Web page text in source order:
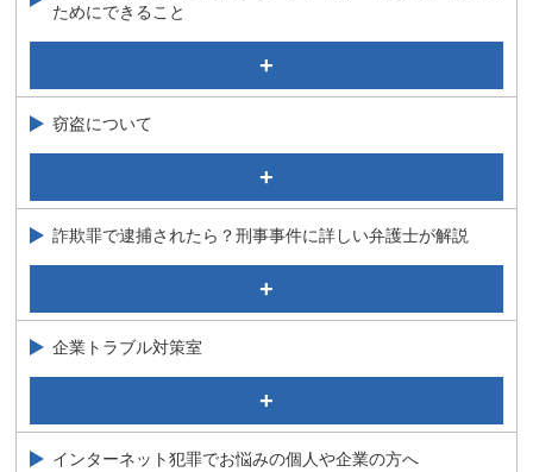
ストーカー規制法について
強制わいせつ罪で逮捕されると実刑になる？解決事例を
大麻取締法違反で逮捕されたら？罰則・事例を弁護士が
解説
同居人が逮捕された！私も捕まる？薬物の共同所持につ
いて弁護士が解説
私人逮捕は罪に問われる？逮捕・監禁罪について弁護士
が解説
ためにできること
少年事件に詳しい弁護士が解説②（少年審判・解決事
例）
窃盗について
窃盗に関する少年事件
詐欺罪で逮捕されたら？刑事事件に詳しい弁護士が解説
背任罪にあたるのはどんな行為？要件を弁護士が解説
企業トラブル対策室
民事介入暴力について
従業員にお金を盗られた？業務上横領被害を受けた企業
インターネット犯罪でお悩みの個人や企業の方へ